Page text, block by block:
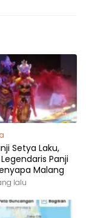
Setya Laku,
Panji
Malang
lalu